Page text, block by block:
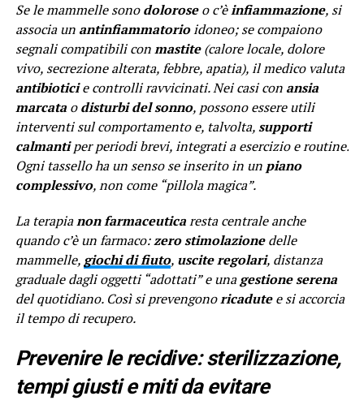
Se le mammelle sonodoloroseo c’èinfiammazione, si
associa un antinfiammatorioidoneo; se compaiono
segnali compatibili conmastite(calore locale, dolore
vivo, secrezione alterata, febbre, apatia), il medico valuta
antibioticie controlli ravvicinati. Nei casi con ansia
marcataodisturbi del sonno, possono essere utili
interventi sul comportamento e, talvolta,supporti
calmantiper periodi brevi, integrati a esercizio e routine.
Ogni tassello ha un senso se inserito in un piano
complessivo, non come “pillola magica”.
La terapianon farmaceuticaresta centrale anche
quando c’è un farmaco:zero stimolazionedelle
mammelle, giochi di fiuto, uscite regolari, distanza
graduale dagli oggetti “adottati” e unagestione serena
del quotidiano. Così si prevengonoricadutee si accorcia
il tempo di recupero.
Prevenire le recidive: sterilizzazione,
tempi giusti e miti da evitare